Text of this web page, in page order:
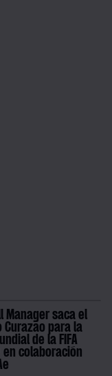
Manager saca el
Curazao para la
de la FIFA
colaboración